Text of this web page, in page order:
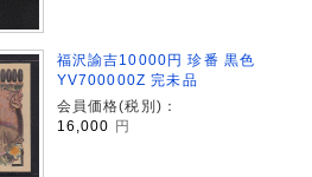
福沢諭吉10000円 珍番 黒色
YV700000Z 完未品
会員価格(税別)：
16,000
円